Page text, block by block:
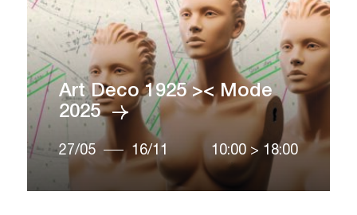
Art Deco 1925 >< Mode
2025
27/05 16/11 10:00 > 18:00